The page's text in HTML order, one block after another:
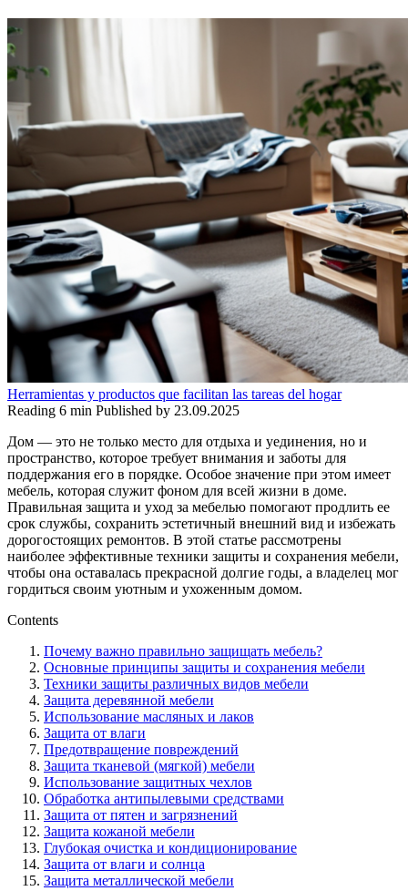
Herramientas y productos que facilitan las tareas del hogar
Reading 6 min Published by 23.09.2025
Дом — это не только место для отдыха и уединения, но и
пространство, которое требует внимания и заботы для
поддержания его в порядке. Особое значение при этом имеет
мебель, которая служит фоном для всей жизни в доме.
Правильная защита и уход за мебелью помогают продлить ее
срок службы, сохранить эстетичный внешний вид и избежать
дорогостоящих ремонтов. В этой статье рассмотрены
наиболее эффективные техники защиты и сохранения мебели,
чтобы она оставалась прекрасной долгие годы, а владелец мог
гордиться своим уютным и ухоженным домом.
Contents
Почему важно правильно защищать мебель?
Основные принципы защиты и сохранения мебели
Техники защиты различных видов мебели
Защита деревянной мебели
Использование масляных и лаков
Защита от влаги
Предотвращение повреждений
Защита тканевой (мягкой) мебели
Использование защитных чехлов
Обработка антипылевыми средствами
Защита от пятен и загрязнений
Защита кожаной мебели
Глубокая очистка и кондиционирование
Защита от влаги и солнца
Защита металлической мебели